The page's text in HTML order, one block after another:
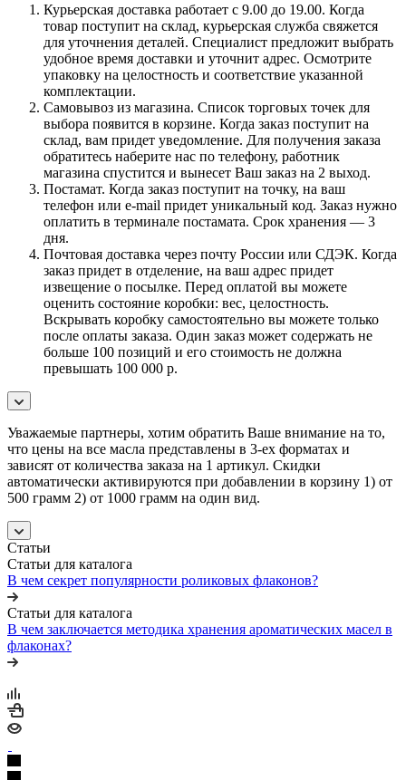
Курьерская доставка работает с 9.00 до 19.00. Когда
товар поступит на склад, курьерская служба свяжется
для уточнения деталей. Специалист предложит выбрать
удобное время доставки и уточнит адрес. Осмотрите
упаковку на целостность и соответствие указанной
комплектации.
Самовывоз из магазина. Список торговых точек для
выбора появится в корзине. Когда заказ поступит на
склад, вам придет уведомление. Для получения заказа
обратитесь наберите нас по телефону, работник
магазина спустится и вынесет Ваш заказ на 2 выход.
Постамат. Когда заказ поступит на точку, на ваш
телефон или e-mail придет уникальный код. Заказ нужно
оплатить в терминале постамата. Срок хранения — 3
дня.
Почтовая доставка через почту России или СДЭК. Когда
заказ придет в отделение, на ваш адрес придет
извещение о посылке. Перед оплатой вы можете
оценить состояние коробки: вес, целостность.
Вскрывать коробку самостоятельно вы можете только
после оплаты заказа. Один заказ может содержать не
больше 100 позиций и его стоимость не должна
превышать 100 000 р.
Уважаемые партнеры, хотим обратить Ваше внимание на то,
что цены на все масла представлены в 3-ех форматах и
зависят от количества заказа на 1 артикул. Скидки
автоматически активируются при добавлении в корзину 1) от
500 грамм 2) от 1000 грамм на один вид.
Статьи
Статьи для каталога
В чем секрет популярности роликовых флаконов?
Статьи для каталога
В чем заключается методика хранения ароматических масел в
флаконах?